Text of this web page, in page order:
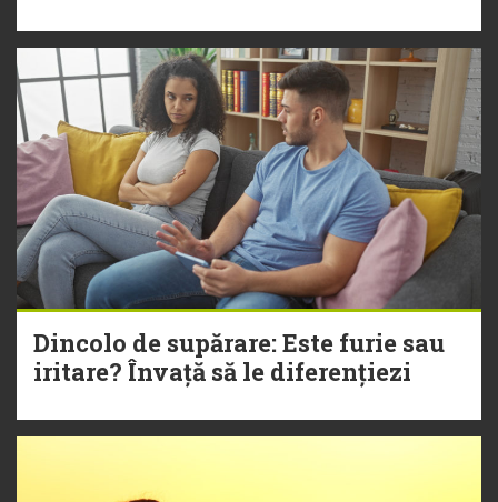
Dincolo de supărare: Este furie sau
iritare? Învață să le diferențiezi